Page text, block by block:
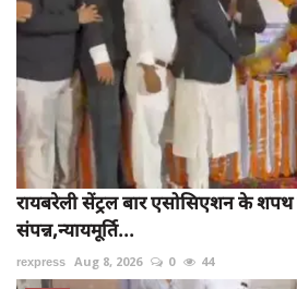
रायबरेली सेंट्रल बार एसोसिएशन के
संपन्न,न्यायमूर्ति...
rexpress Aug 8, 2026 0 44